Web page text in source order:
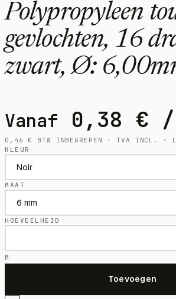
Polypropyleen
gevlochten, 16
zwart, Ø:
Vanaf 0,38 € /
0,46€
BTW INBEGREPEN · TVA INCL. ·
KLEUR
MAAT
HOEVEELHEID
M